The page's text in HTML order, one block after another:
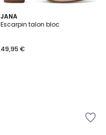
JANA
Escarpin talon bloc
49,95 €